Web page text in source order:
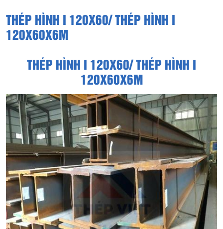
THÉP HÌNH I 120X60/ THÉP HÌNH I
120X60X6M
THÉP HÌNH I 120X60/ THÉP HÌNH I
120X60X6M